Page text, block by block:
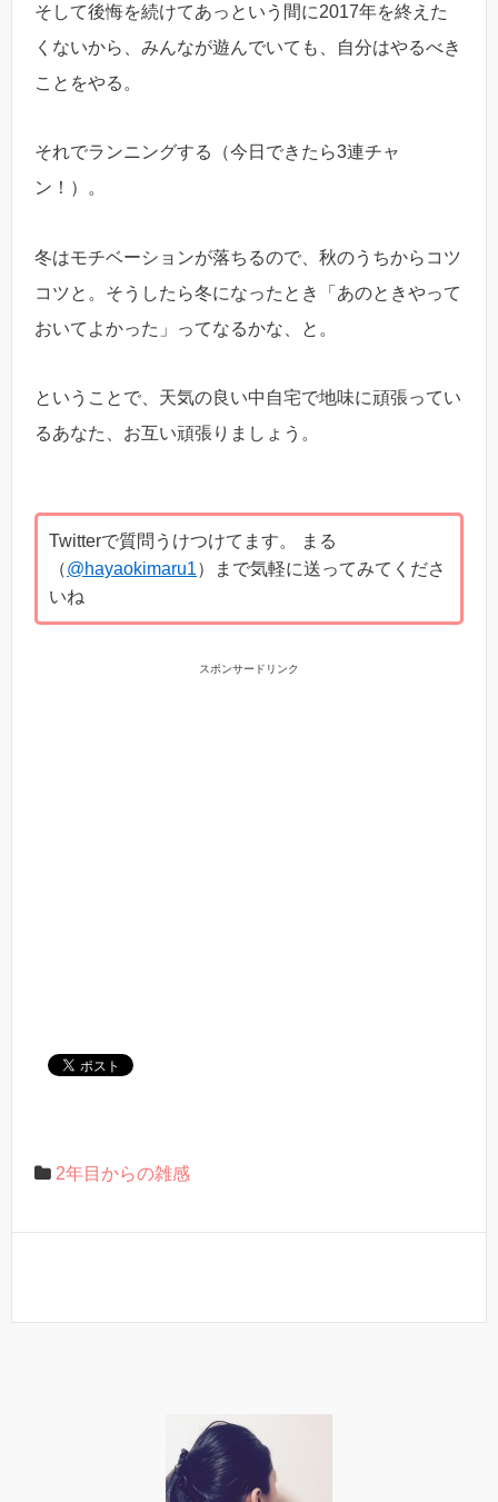
そして後悔を続けてあっという間に2017年を終えた
くないから、みんなが遊んでいても、自分はやるべき
ことをやる。
それでランニングする（今日できたら3連チャ
ン！）。
冬はモチベーションが落ちるので、秋のうちからコツ
コツと。そうしたら冬になったとき「あのときやって
おいてよかった」ってなるかな、と。
ということで、天気の良い中自宅で地味に頑張ってい
るあなた、お互い頑張りましょう。
Twitterで質問うけつけてます。 まる
（@hayaokimaru1）まで気軽に送ってみてくださ
いね
スポンサードリンク
2年目からの雑感